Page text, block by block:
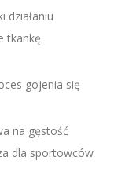
działaniu
tkankę
gojenia się
na gęstość
dla sportowców